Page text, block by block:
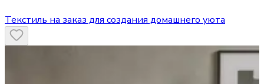
Текстиль на заказ для создания домашнего уюта